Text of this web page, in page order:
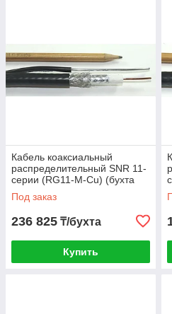
Кабель коаксиальный
распределительный SNR 11-
серии (RG11-M-Cu) (бухта
305)
Под заказ
236 825 ₸/бухта
Купить